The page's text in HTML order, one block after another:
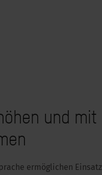
und mit
ermöglichen Einsatz